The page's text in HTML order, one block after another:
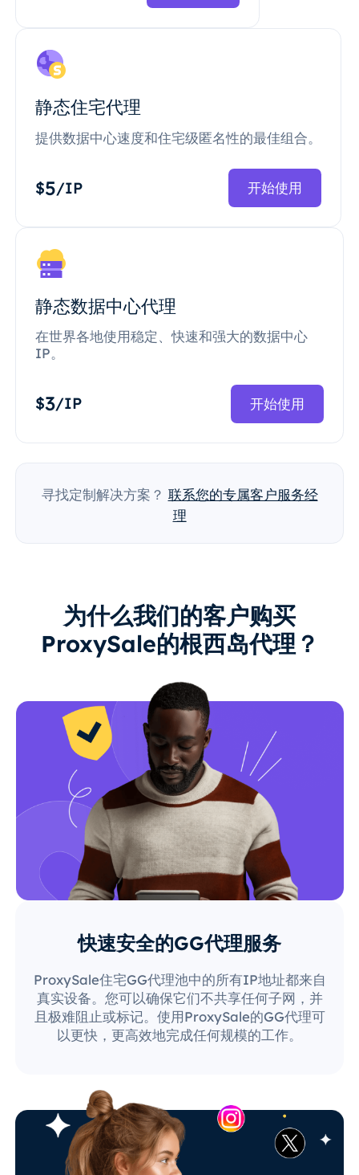
静态住宅代理
提供数据中心速度和住宅级匿名性的最佳组合。
$5/IP 开始使用
静态数据中心代理
在世界各地使用稳定、快速和强大的数据中心
IP。
$3/IP 开始使用
寻找定制解决方案？ 联系您的专属客户服务经
理
为什么我们的客户购买
ProxySale的根西岛代理？
快速安全的GG代理服务
ProxySale住宅GG代理池中的所有IP地址都来自
真实设备。您可以确保它们不共享任何子网，并
且极难阻止或标记。使用ProxySale的GG代理可
以更快，更高效地完成任何规模的工作。